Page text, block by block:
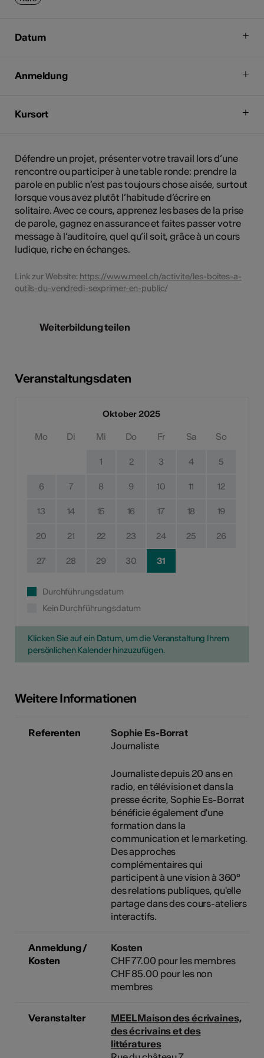
Datum
Anmeldung
Kursort
Défendre un projet, présenter votre travail lors d’une
rencontre ou participer à une table ronde: prendre la
parole en public n’est pas toujours chose aisée, surtout
lorsque vous avez plutôt l’habitude d’écrire en
solitaire. Avec ce cours, apprenez les bases de la prise
de parole, gagnez en assurance et faites passer votre
message à l’auditoire, quel qu’il soit, grâce à un cours
ludique, riche en échanges.
Link zur Website: https://www.meel.ch/activite/les-boites-a-
outils-du-vendredi-sexprimer-en-public/
Weiterbildung teilen
Veranstaltungsdaten
Oktober 2025
Mo Di Mi Do Fr Sa So
1 2 3 4 5
6 7 8 9 10 11 12
13 14 15 16 17 18 19
20 21 22 23 24 25 26
27 28 29 30 31
Durchführungsdatum
Kein Durchführungsdatum
Klicken Sie auf ein Datum, um die Veranstaltung Ihrem
persönlichen Kalender hinzuzufügen.
Weitere Informationen
Referenten
Sophie Es-Borrat
Journaliste
Journaliste depuis 20 ans en
radio, en télévision et dans la
presse écrite, Sophie Es-Borrat
bénéficie également d'une
formation dans la
communication et le marketing.
Des approches
complémentaires qui
participent à une vision à 360°
des relations publiques, qu'elle
partage dans des cours-ateliers
interactifs.
Anmeldung /
Kosten
Kosten
CHF 77.00 pour les membres
CHF 85.00 pour les non
membres
Veranstalter
MEEL Maison des écrivaines,
des écrivains et des
littératures